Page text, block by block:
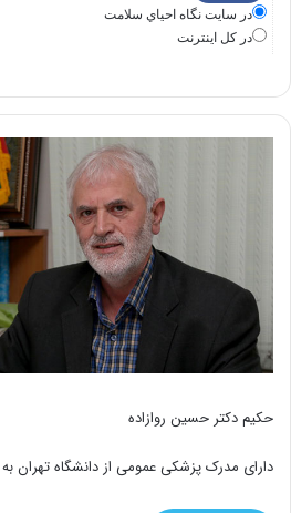
در سايت نگاه احياي سلامت
در كل اينترنت
حکیم دکتر حسین روازاده
دارای مدرک پزشکی عمومی از دانشگاه تهران به